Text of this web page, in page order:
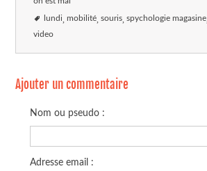
lundi mobilité souris spychologie magasine
video
Ajouter un commentaire
Nom ou pseudo :
Adresse email :